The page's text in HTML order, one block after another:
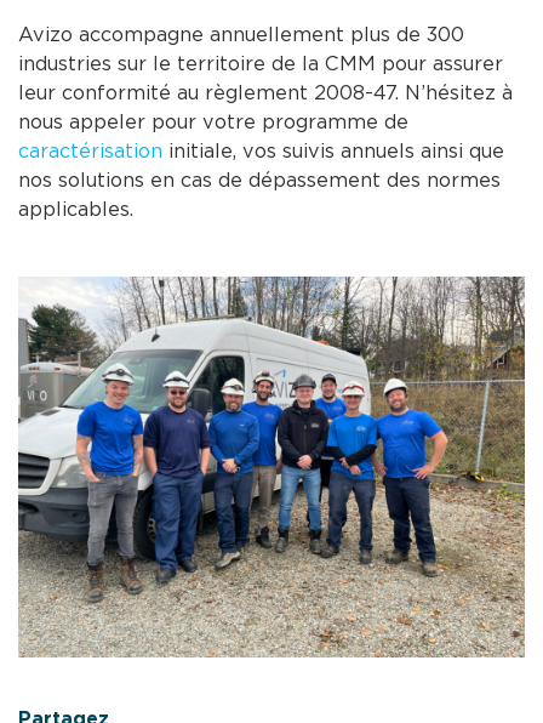
Avizo accompagne annuellement plus de 300
industries sur le territoire de la CMM pour assurer
leur conformité au règlement 2008-47. N’hésitez à
nous appeler pour votre programme de
caractérisation initiale, vos suivis annuels ainsi que
nos solutions en cas de dépassement des normes
applicables.